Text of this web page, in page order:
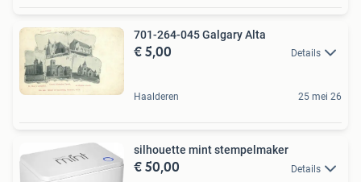
701-264-045 Galgary Alta
€ 5,00 Details
Haalderen 25 mei 26
silhouette mint stempelmaker
€ 50,00 Details